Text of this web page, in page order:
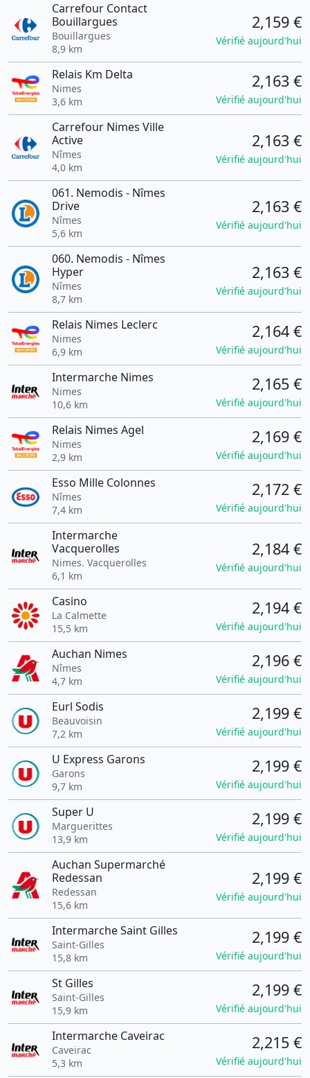
Carrefour Contact
Bouillargues
Bouillargues
8,9 km
2,159 €
Vérifié aujourd'hui
Relais Km Delta
Nimes
3,6 km
2,163 €
Vérifié aujourd'hui
Carrefour Nimes Ville
Active
Nîmes
4,0 km
2,163 €
Vérifié aujourd'hui
061. Nemodis - Nîmes
Drive
Nîmes
5,6 km
2,163 €
Vérifié aujourd'hui
060. Nemodis - Nîmes
Hyper
Nîmes
8,7 km
2,163 €
Vérifié aujourd'hui
Relais Nimes Leclerc
Nimes
6,9 km
2,164 €
Vérifié aujourd'hui
Intermarche Nimes
Nimes
10,6 km
2,165 €
Vérifié aujourd'hui
Relais Nimes Agel
Nimes
2,9 km
2,169 €
Vérifié aujourd'hui
Esso Mille Colonnes
Nîmes
7,4 km
2,172 €
Vérifié aujourd'hui
Intermarche
Vacquerolles
Nimes. Vacquerolles
6,1 km
2,184 €
Vérifié aujourd'hui
Casino
La Calmette
15,5 km
2,194 €
Vérifié aujourd'hui
Auchan Nimes
Nîmes
4,7 km
2,196 €
Vérifié aujourd'hui
Eurl Sodis
Beauvoisin
7,2 km
2,199 €
Vérifié aujourd'hui
U Express Garons
Garons
9,7 km
2,199 €
Vérifié aujourd'hui
Super U
Marguerittes
13,9 km
2,199 €
Vérifié aujourd'hui
Auchan Supermarché
Redessan
Redessan
15,6 km
2,199 €
Vérifié aujourd'hui
Intermarche Saint Gilles
Saint-Gilles
15,8 km
2,199 €
Vérifié aujourd'hui
St Gilles
Saint-Gilles
15,9 km
2,199 €
Vérifié aujourd'hui
Intermarche Caveirac
Caveirac
5,3 km
2,215 €
Vérifié aujourd'hui